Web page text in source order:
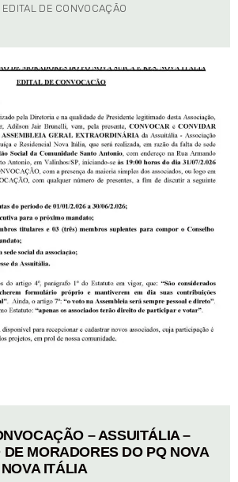
DE CONVOCAÇÃO
– ASSUITÁLIA –
MORADORES DO PQ NOVA
ITÁLIA